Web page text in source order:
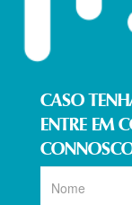
CASO
ENTRE EM